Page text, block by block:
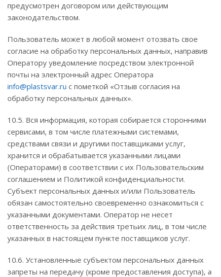
предусмотрен договором или действующим
законодательством.
Пользователь может в любой момент отозвать свое
согласие на обработку персональных данных, направив
Оператору уведомление посредством электронной
почты на электронный адрес Оператора
info@plastsvar.ru с пометкой «Отзыв согласия на
обработку персональных данных».
10.5. Вся информация, которая собирается сторонними
сервисами, в том числе платежными системами,
средствами связи и другими поставщиками услуг,
хранится и обрабатывается указанными лицами
(Операторами) в соответствии с их Пользовательским
соглашением и Политикой конфиденциальности.
Субъект персональных данных и/или Пользователь
обязан самостоятельно своевременно ознакомиться с
указанными документами. Оператор не несет
ответственность за действия третьих лиц, в том числе
указанных в настоящем пункте поставщиков услуг.
10.6. Установленные субъектом персональных данных
запреты на передачу (кроме предоставления доступа), а